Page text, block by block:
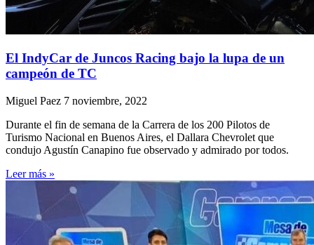
El IndyCar de Juncos Racing bajo la lupa de un
campeón de TC
Miguel Paez 7 noviembre, 2022
Durante el fin de semana de la Carrera de los 200 Pilotos de
Turismo Nacional en Buenos Aires, el Dallara Chevrolet que
condujo Agustín Canapino fue observado y admirado por todos.
Leer más »